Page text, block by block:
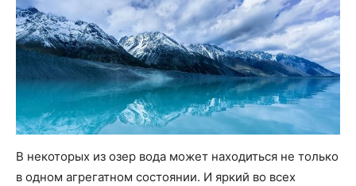
В некоторых из озер вода может находиться не только
в одном агрегатном состоянии. И яркий во всех